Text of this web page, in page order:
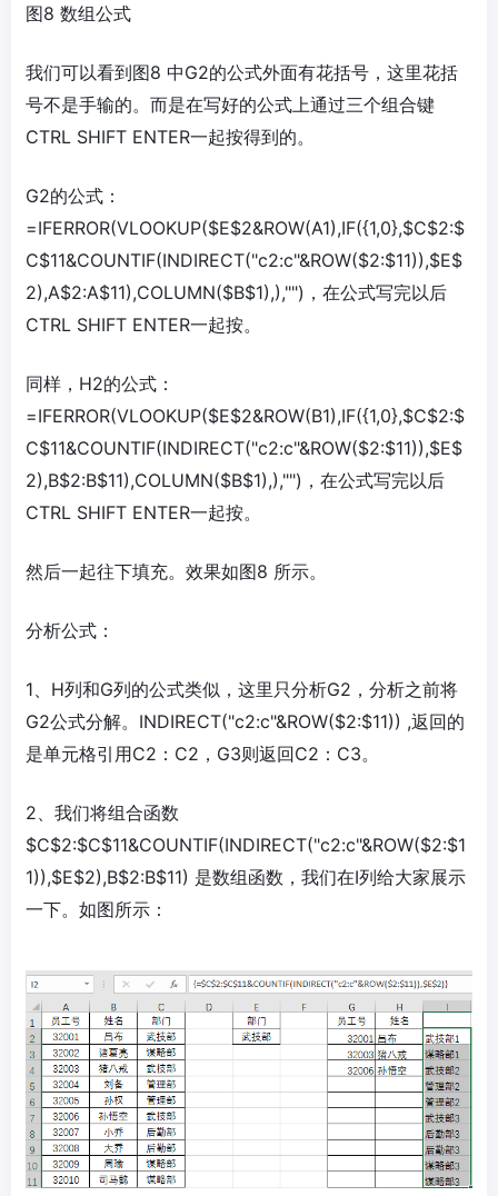
图8 数组公式
我们可以看到图8 中G2的公式外面有花括号，这里花括
号不是手输的。而是在写好的公式上通过三个组合键
CTRL SHIFT ENTER一起按得到的。
G2的公式：
=IFERROR(VLOOKUP($E$2&ROW(A1),IF({1,0},$C$2:$
C$11&COUNTIF(INDIRECT("c2:c"&ROW($2:$11)),$E$
2),A$2:A$11),COLUMN($B$1),),"")，在公式写完以后
CTRL SHIFT ENTER一起按。
同样，H2的公式：
=IFERROR(VLOOKUP($E$2&ROW(B1),IF({1,0},$C$2:$
C$11&COUNTIF(INDIRECT("c2:c"&ROW($2:$11)),$E$
2),B$2:B$11),COLUMN($B$1),),"")，在公式写完以后
CTRL SHIFT ENTER一起按。
然后一起往下填充。效果如图8 所示。
分析公式：
1、H列和G列的公式类似，这里只分析G2，分析之前将
G2公式分解。INDIRECT("c2:c"&ROW($2:$11)) ,返回的
是单元格引用C2：C2，G3则返回C2：C3。
2、我们将组合函数
$C$2:$C$11&COUNTIF(INDIRECT("c2:c"&ROW($2:$1
1)),$E$2),B$2:B$11) 是数组函数，我们在I列给大家展示
一下。如图所示：